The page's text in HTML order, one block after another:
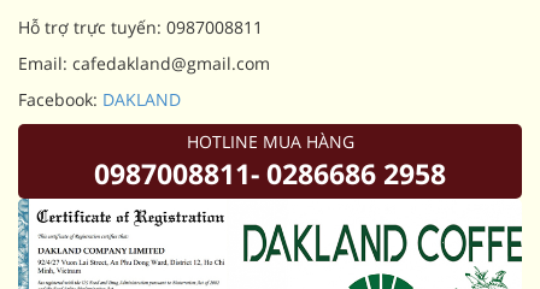
Hỗ trợ trực tuyến: 0987008811
Email: cafedakland@gmail.com
Facebook: DAKLAND
HOTLINE MUA HÀNG
0987008811- 0286686 2958